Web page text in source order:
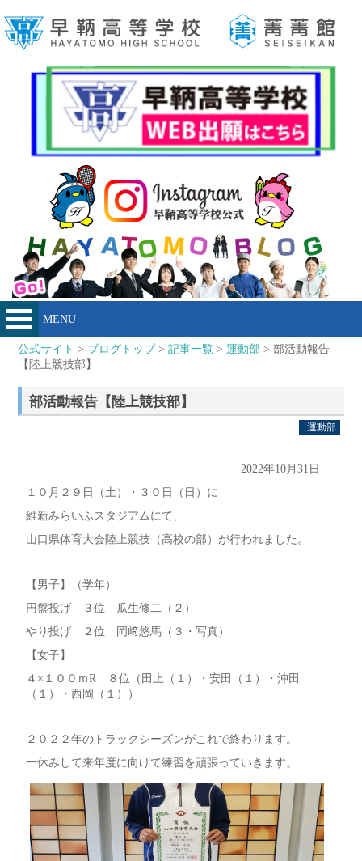
MENU
公式サイト > ブログトップ>記事一覧 >運動部 > 部活動報告
【陸上競技部】
部活動報告【陸上競技部】
運動部
2022年10月31日
１０月２９日（土）・３０日（日）に
維新みらいふスタジアムにて、
山口県体育大会陸上競技（高校の部）が行われました。
【男子】（学年）
円盤投げ ３位 瓜生修二（２）
やり投げ ２位 岡﨑悠馬（３・写真）
【女子】
４×１００ｍR ８位（田上（１）・安田（１）・沖田
（１）・西岡（１））
２０２２年のトラックシーズンがこれで終わります。
一休みして来年度に向けて練習を頑張っていきます。